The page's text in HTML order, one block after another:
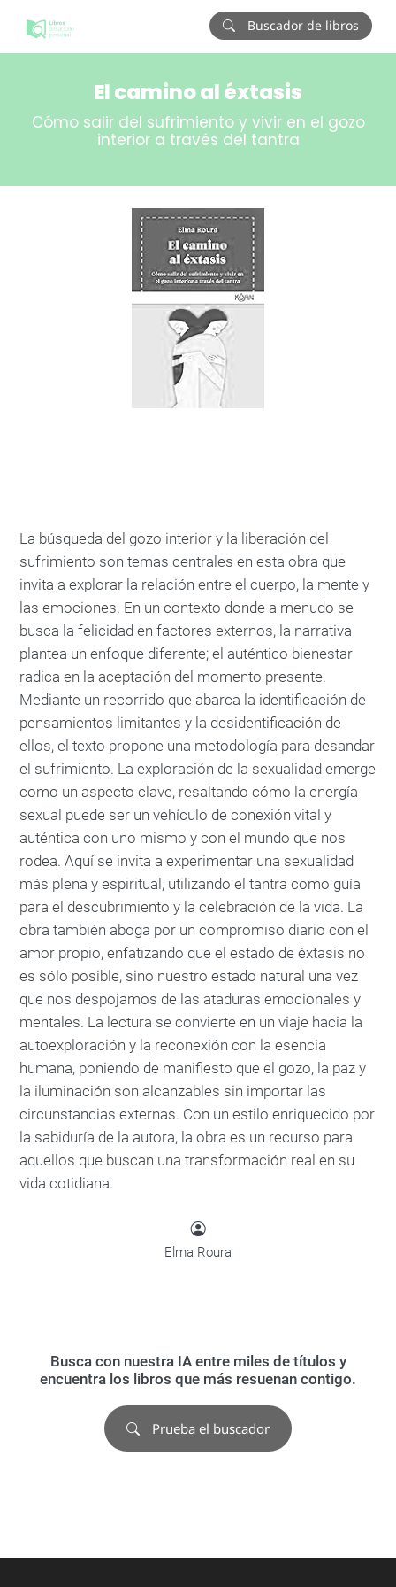
Buscador de libros
El camino al éxtasis
Cómo salir del sufrimiento y vivir en el gozo
interior a través del tantra
La búsqueda del gozo interior y la liberación del
sufrimiento son temas centrales en esta obra que
invita a explorar la relación entre el cuerpo, la mente y
las emociones. En un contexto donde a menudo se
busca la felicidad en factores externos, la narrativa
plantea un enfoque diferente; el auténtico bienestar
radica en la aceptación del momento presente.
Mediante un recorrido que abarca la identificación de
pensamientos limitantes y la desidentificación de
ellos, el texto propone una metodología para desandar
el sufrimiento. La exploración de la sexualidad emerge
como un aspecto clave, resaltando cómo la energía
sexual puede ser un vehículo de conexión vital y
auténtica con uno mismo y con el mundo que nos
rodea. Aquí se invita a experimentar una sexualidad
más plena y espiritual, utilizando el tantra como guía
para el descubrimiento y la celebración de la vida. La
obra también aboga por un compromiso diario con el
amor propio, enfatizando que el estado de éxtasis no
es sólo posible, sino nuestro estado natural una vez
que nos despojamos de las ataduras emocionales y
mentales. La lectura se convierte en un viaje hacia la
autoexploración y la reconexión con la esencia
humana, poniendo de manifiesto que el gozo, la paz y
la iluminación son alcanzables sin importar las
circunstancias externas. Con un estilo enriquecido por
la sabiduría de la autora, la obra es un recurso para
aquellos que buscan una transformación real en su
vida cotidiana.
Elma Roura
Busca con nuestra IA entre miles de títulos y
encuentra los libros que más resuenan contigo.
Prueba el buscador